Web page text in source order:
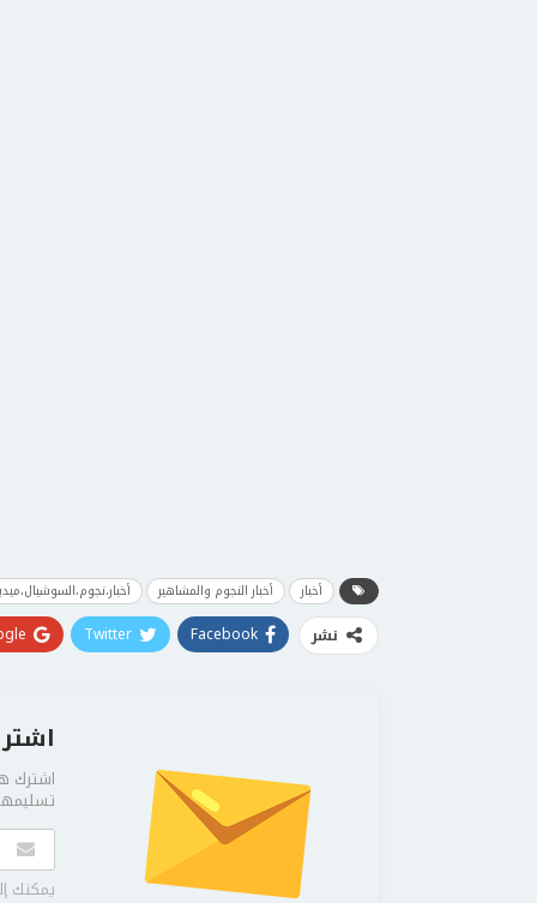
أخبار أخبار النجوم والمشاهير
نشر Facebook
Twitter
اشترك
يمكنك